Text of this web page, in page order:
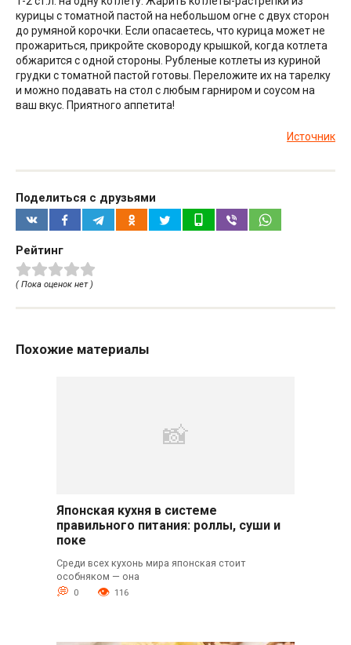
курицы с томатной пастой на небольшом огне с двух сторон
до румяной корочки. Если опасаетесь, что курица может не
прожариться, прикройте сковороду крышкой, когда котлета
обжарится с одной стороны. Рубленые котлеты из куриной
грудки с томатной пастой готовы. Переложите их на тарелку
и можно подавать на стол с любым гарниром и соусом на
ваш вкус. Приятного аппетита!
Источник
Поделиться с друзьями
Рейтинг
( Пока оценок нет )
Похожие материалы
Японская кухня в системе
правильного питания: роллы, суши и
поке
Среди всех кухонь мира японская стоит
особняком — она
0 116